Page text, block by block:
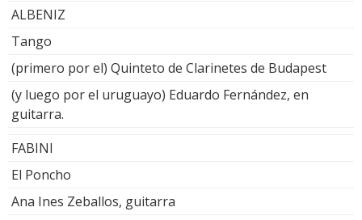
ALBENIZ
Tango
(primero por el) Quinteto de Clarinetes de Budapest
(y luego por el uruguayo) Eduardo Fernández, en
guitarra.
FABINI
El Poncho
Ana Ines Zeballos, guitarra